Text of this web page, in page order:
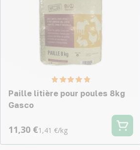
Paille litière pour poules 8kg
Gasco
11,30 €1,41 €/kg